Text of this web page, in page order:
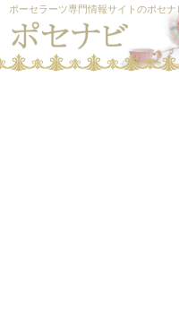
ポーセラーツ専門情報サイトのポセナ